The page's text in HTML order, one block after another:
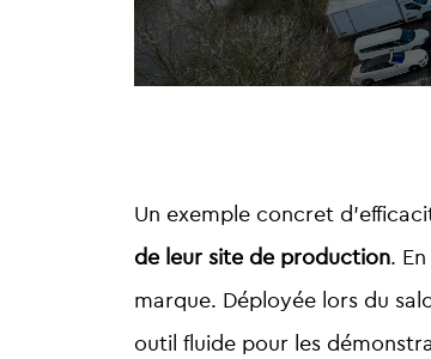
Un exemple concret
de leur site de production.
marque. Déployée lors du
outil fluide pour les